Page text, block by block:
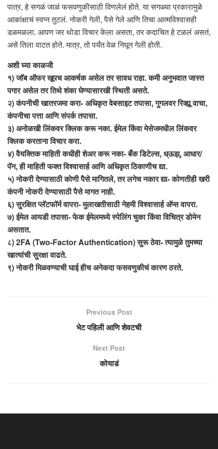
पात्र, हे सगळं जाळं फसवणुकीसाठी विणलेलं होते. या सगळ्या प्रकारामुळे
आकांक्षाचं स्वप्न तुटलं. नोकरी गेली, पैसे गेले आणि तिचा आत्मविश्वासही
डळमळला. आपण जर थोडा विचार केला असता, तर कदाचित हे टळलं असतं,
असे तिला वाटत होते. मात्र, तो पर्यंत वेळ निघून गेली होती.
अशी घ्या काळजी
१) जॉब ऑफर खूपच आकर्षक असेल तर सावध राहा. कमी अनुभवात जास्त
पगार असेल तर तिथे शंका घेण्यासारखी स्थिती असते.
२) कंपनीची खातरजमा करा- अधिकृत वेबसाइट तपासा, गुगलवर रिव्ह्यू वाचा,
कंपनीचा पत्ता आणि संपर्क तपासा.
३) अनोळखी लिंकवर क्लिक करू नका. ईमेल किंवा मेसेजमधील लिंकवर
क्लिक करताना विचार करा.
४) वैयक्तिक माहिती कधीही शेअर करू नका- बँक डिटेल्स, ध्ऊझ्, आधार/
पॅन, ही माहिती फक्त विश्वासार्ह आणि अधिकृत ठिकाणीच द्या.
५) नोकरी देण्यासाठी कोणी पैसे मागितले, तर लगेच नकार द्या- कोणतीही खरी
कंपनी नोकरी देण्यासाठी पैसे मागत नाही.
६) सुरक्षित प्लॅटफॉर्म वापरा- मुलाखतीसाठी नेहमी विश्वासार्ह अ‍ॅप्स वापरा.
७) ईमेल आयडी तपासा- फेक ईमेलमध्ये स्पेलिंग चुका किंवा विचित्र डोमेन
असतात.
८) 2FA (Two-Factor Authentication) सुरू ठेवा- त्यामुळे तुमच्या
खात्यांची सुरक्षा वाढते.
९) नोकरी मिळवण्याची घाई हीच अनेकदा फसवणुकीचं कारण ठरते.
Previous Post
भेट पहिली आणि शेवटची
Next Post
कोयाडं